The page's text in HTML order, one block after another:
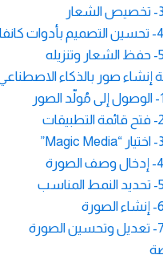
3- تخصيص الشعار
4- تحسين التصميم بأدوات كانفا
5- حفظ الشعار وتنزيله
إنشاء صور بالذكاء
الصور
3- اختيار “Magic Media”
4- إدخال وصف الصورة
5- تحديد النمط المناسب
6- إنشاء الصورة
7- تعديل وتحسين الصورة